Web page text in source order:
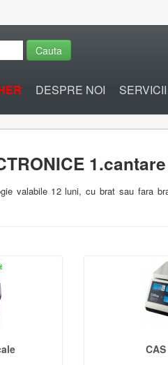
Cauta
DESPRE NOI SERVICII
valabile 12 luni, cu brat sau fara